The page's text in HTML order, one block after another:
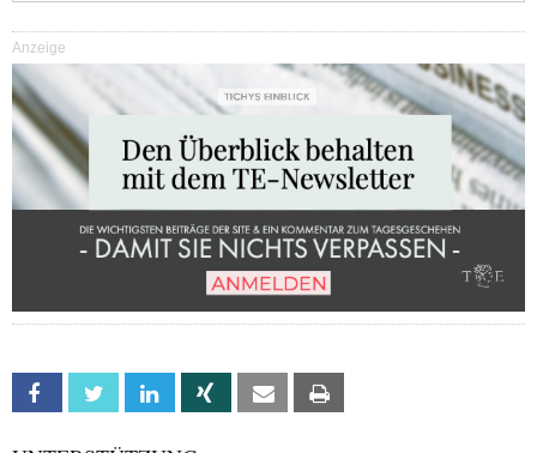
Anzeige
Facebook Twitter Linkedin Xing Email